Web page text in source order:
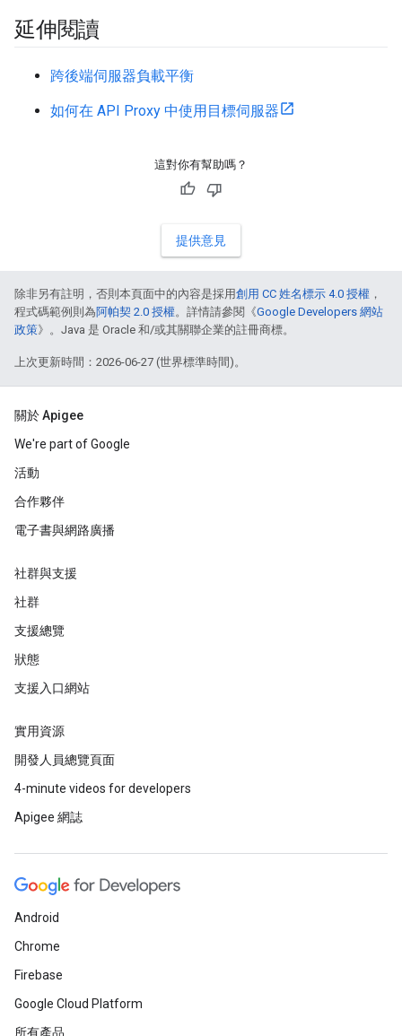
延伸閱讀
跨後端伺服器負載平衡
如何在 API Proxy 中使用目標伺服器
這對你有幫助嗎？
提供意見
除非另有註明，否則本頁面中的內容是採用創用 CC 姓名標示 4.0 授權 ，
程式碼範例則為阿帕契 2.0 授權。詳情請參閱《Google Developers 網站
政策》。Java 是 Oracle 和/或其關聯企業的註冊商標。
上次更新時間：2026-06-27 (世界標準時間)。
關於 Apigee
We're part of Google
活動
合作夥伴
電子書與網路廣播
社群與支援
社群
支援總覽
狀態
支援入口網站
實用資源
開發人員總覽頁面
4-minute videos for developers
Apigee 網誌
Android
Chrome
Firebase
Google Cloud Platform
所有產品